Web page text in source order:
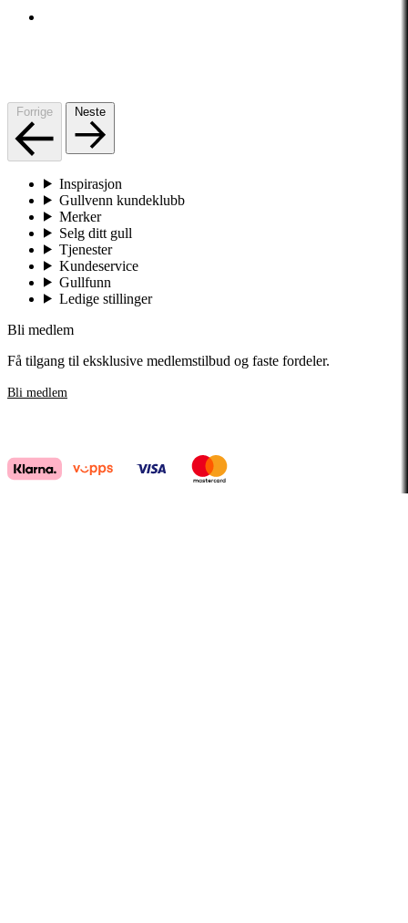
Forrige Neste
Inspirasjon
Gullvenn kundeklubb
Merker
Selg ditt gull
Tjenester
Kundeservice
Gullfunn
Ledige stillinger
Bli medlem
Få tilgang til eksklusive medlemstilbud og faste fordeler.
Bli medlem